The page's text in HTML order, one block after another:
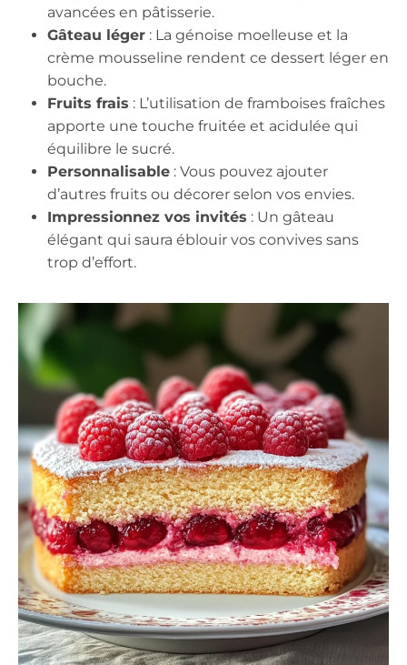
avancées en pâtisserie.
Gâteau léger : La génoise moelleuse et la
crème mousseline rendent ce dessert léger en
bouche.
Fruits frais : L’utilisation de framboises fraîches
apporte une touche fruitée et acidulée qui
équilibre le sucré.
Personnalisable : Vous pouvez ajouter
d’autres fruits ou décorer selon vos envies.
Impressionnez vos invités : Un gâteau
élégant qui saura éblouir vos convives sans
trop d’effort.